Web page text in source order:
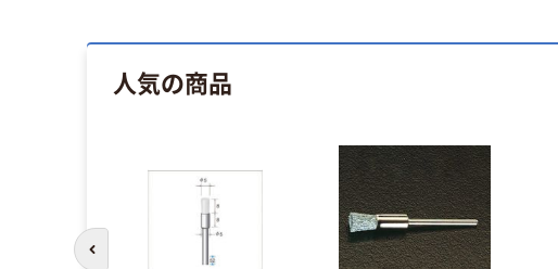
人気の商品
前のスライドへ